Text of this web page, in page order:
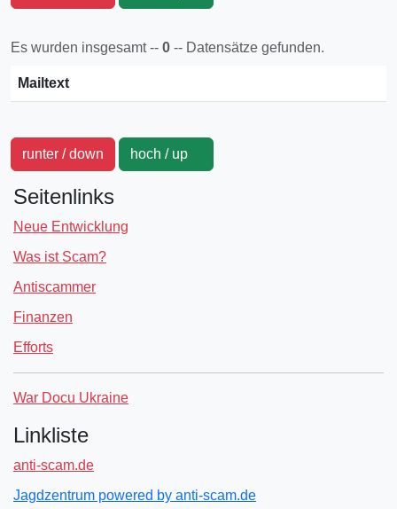
Es wurden insgesamt -- 0 -- Datensätze gefunden.
Mailtext
runter / down hoch / up
Seitenlinks
Neue Entwicklung
Was ist Scam?
Antiscammer
Finanzen
Efforts
War Docu Ukraine
Linkliste
anti-scam.de
Jagdzentrum powered by anti-scam.de